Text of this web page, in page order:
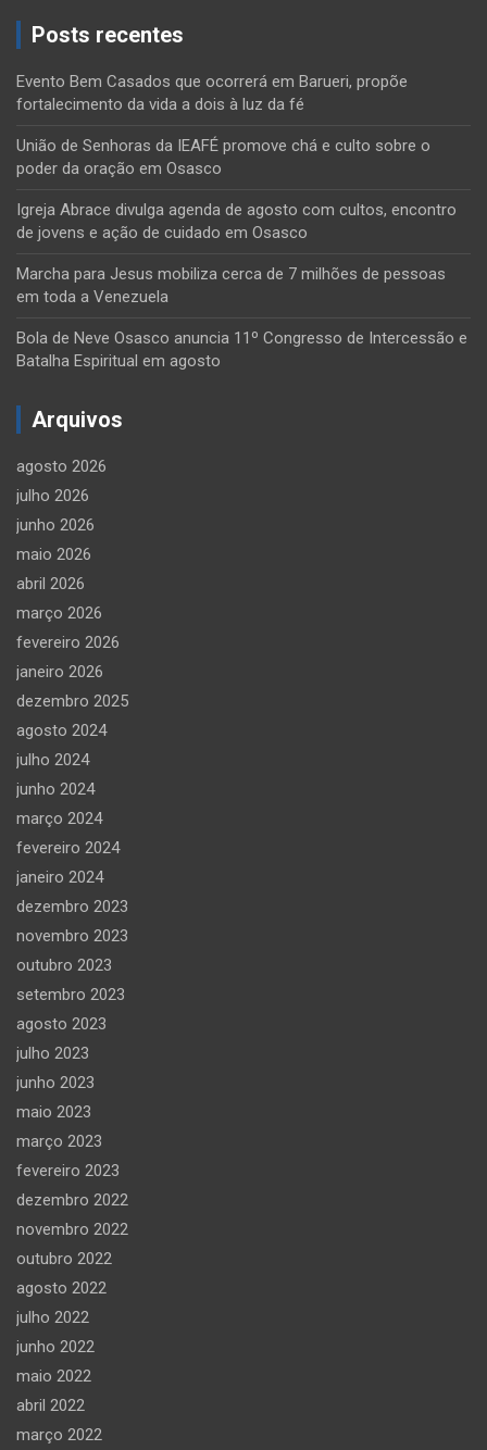
Posts recentes
Evento Bem Casados que ocorrerá em Barueri, propõe
fortalecimento da vida a dois à luz da fé
União de Senhoras da IEAFÉ promove chá e culto sobre o
poder da oração em Osasco
Igreja Abrace divulga agenda de agosto com cultos, encontro
de jovens e ação de cuidado em Osasco
Marcha para Jesus mobiliza cerca de 7 milhões de pessoas
em toda a Venezuela
Bola de Neve Osasco anuncia 11º Congresso de Intercessão e
Batalha Espiritual em agosto
Arquivos
agosto 2026
julho 2026
junho 2026
maio 2026
abril 2026
março 2026
fevereiro 2026
janeiro 2026
dezembro 2025
agosto 2024
julho 2024
junho 2024
março 2024
fevereiro 2024
janeiro 2024
dezembro 2023
novembro 2023
outubro 2023
setembro 2023
agosto 2023
julho 2023
junho 2023
maio 2023
março 2023
fevereiro 2023
dezembro 2022
novembro 2022
outubro 2022
agosto 2022
julho 2022
junho 2022
maio 2022
abril 2022
março 2022